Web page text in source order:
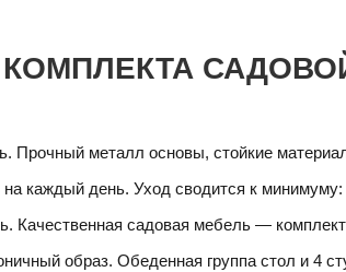
Прочный металл основы, стойкие
на каждый день. Уход сводится к
Качественная садовая мебель —
образ. Обеденная группа стол и 4